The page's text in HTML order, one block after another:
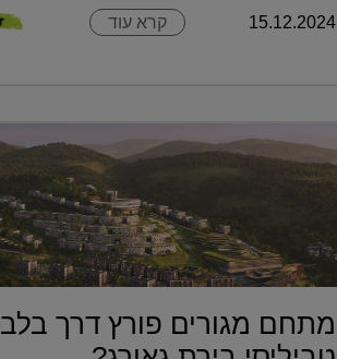
15.12.2024 קרא עוד
מתחם מגורים פורץ דרך בלב